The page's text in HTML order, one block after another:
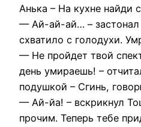
Анька – На кухне найди
— Ай-ай-ай… –
схватило с голодухи.
— Не пройдет твой
день умираешь! –
подушкой – Сгинь,
— Ай-йа! – вскрикнул
прочим. Теперь тебе